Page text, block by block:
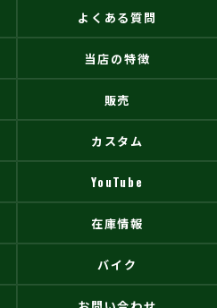
よくある質問
当店の特徴
販売
カスタム
YouTube
在庫情報
バイク